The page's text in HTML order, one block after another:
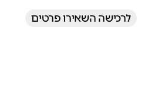
לרכישה השאירו פרטים